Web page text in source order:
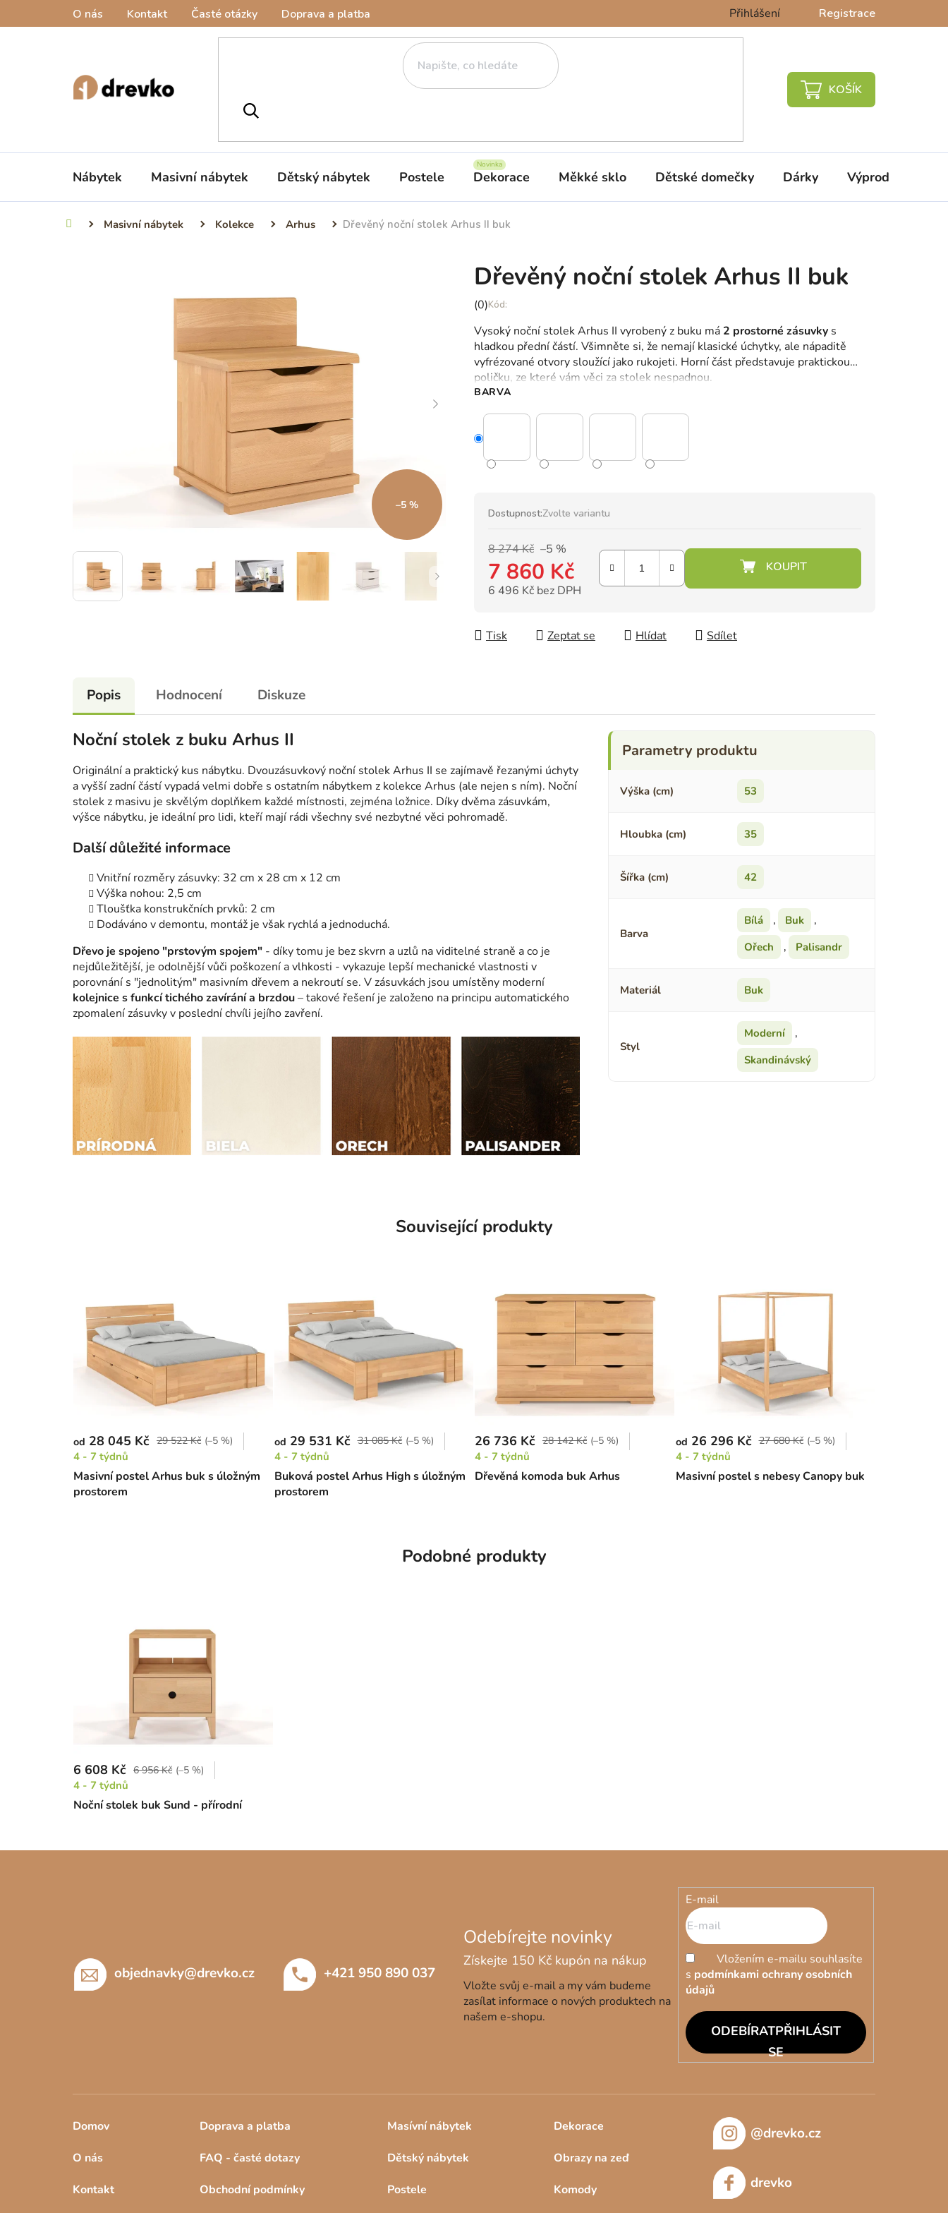
O nás Kontakt Časté otázky Doprava a platba Přihlášení Registrace
NÁKUPNÍ
Nábytek Masivní nábytek Dětský nábytek Postele Dekorace Měkké sklo Dětské domečky Dárky Výprodej %
Domů Masivní nábytek Kolekce Arhus Dřevěný noční stolek Arhus II buk
Dřevěný noční stolek Arhus II buk
Průměrné
produktu
je
0,0
z
5
hvězdiček.
(0)
Vysoký noční stolek Arhus II vyrobený z buku má 2 prostorné zásuvky s
hladkou přední částí. Všimněte si, že nemají klasické úchytky, ale nápaditě
vyfrézované otvory sloužící jako rukojeti. Horní část představuje praktickou
poličku, ze které vám věci za stolek nespadnou.
BARVA
Dostupnost:Zvolte variantu
8 274 Kč –5 %
7 860 Kč
6 496 Kč bez DPH
Tisk
Zeptat se Hlídat Sdílet
–5 %
Popis Hodnocení Diskuze
Noční stolek z buku Arhus II
Originální a praktický kus nábytku. Dvouzásuvkový noční stolek Arhus II se zajímavě řezanými úchyty
a vyšší zadní částí vypadá velmi dobře s ostatním nábytkem z kolekce Arhus (ale nejen s ním). Noční
stolek z masivu je skvělým doplňkem každé místnosti, zejména ložnice. Díky dvěma zásuvkám,
výšce nábytku, je ideální pro lidi, kteří mají rádi všechny své nezbytné věci pohromadě.
Další důležité informace
Vnitřní rozměry zásuvky: 32 cm x 28 cm x 12 cm
Výška nohou: 2,5 cm
Tloušťka konstrukčních prvků: 2 cm
Dodáváno v demontu, montáž je však rychlá a jednoduchá.
Dřevo je spojeno "prstovým spojem" - díky tomu je bez skvrn a uzlů na viditelné straně a co je
nejdůležitější, je odolnější vůči poškození a vlhkosti - vykazuje lepší mechanické vlastnosti v
porovnání s "jednolitým" masivním dřevem a nekroutí se. V zásuvkách jsou umístěny moderní
kolejnice s funkcí tichého zavírání a brzdou– takové řešení je založeno na principu automatického
zpomalení zásuvky v poslední chvíli jejího zavření.
Výška (cm) 53
Hloubka (cm) 35
Šířka (cm) 42
Barva
Bílá , Buk
,
Ořech
, Palisandr
Materiál Buk
Styl
Moderní
,
Skandinávský
Související produkty
Masivní postel Arhus buk s úložným
prostorem
od 28 045 Kč 29 522 Kč (–5 %)
4 - 7 týdnů
Buková postel Arhus High s úložným
prostorem
od 29 531 Kč 31 085 Kč (–5 %)
4 - 7 týdnů
Dřevěná komoda buk Arhus
26 736 Kč 28 142 Kč (–5 %)
4 - 7 týdnů
Masivní postel s nebesy Canopy buk
od 26 296 Kč 27 680 Kč (–5 %)
4 - 7 týdnů
Podobné produkty
Noční stolek buk Sund - přírodní
6 608 Kč 6 956 Kč (–5 %)
4 - 7 týdnů
objednavky@drevko.cz +421 950 890 037
Vložte svůj e-mail a my vám budeme
zasílat informace o nových produktech na
našem e-shopu.
E-mail
Vložením e-mailu souhlasíte
s podmínkami ochrany osobních
údajů
PŘIHLÁSIT
SE
Domov
O nás
Kontakt
Doprava a platba
FAQ - časté dotazy
Obchodní podmínky
Masívní nábytek
Dětský nábytek
Postele
Dekorace
Obrazy na zeď
Komody
@drevko.cz
drevko